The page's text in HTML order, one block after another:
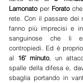
Lamonato per Forato
rete. Con il passare dei
fanno più imprecisi e
sanguinose che li
contropiedi. Ed è
al 16' minuto, un
spalle della difesa e,
sbaglia portando in